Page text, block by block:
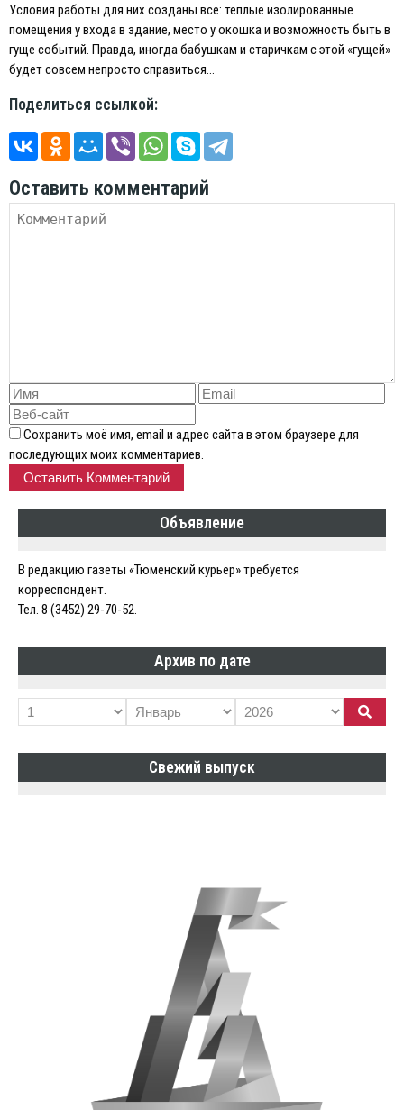
Условия работы для них созданы все: теплые изолированные
помещения у входа в здание, место у окошка и возможность быть в
гуще событий. Правда, иногда бабушкам и старичкам с этой «гущей»
будет совсем непросто справиться…
Поделиться ссылкой:
Оставить комментарий
Сохранить моё имя, email и адрес сайта в этом браузере для
последующих моих комментариев.
Объявление
В редакцию газеты «Тюменский курьер» требуется
корреспондент.
Тел. 8 (3452) 29-70-52.
Архив по дате
Свежий выпуск